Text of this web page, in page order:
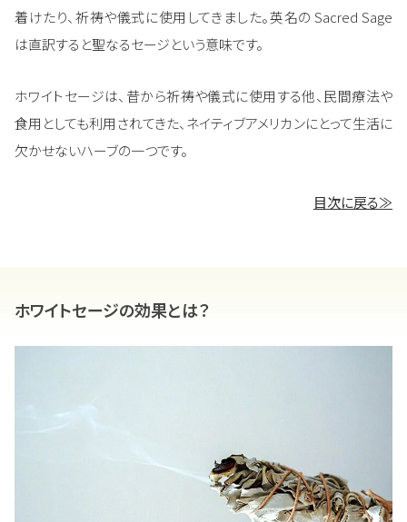
着けたり、祈祷や儀式に使用してきました。英名の Sacred Sage
は直訳すると聖なるセージという意味です。
ホワイトセージは、昔から祈祷や儀式に使用する他、民間療法や
食用としても利用されてきた、ネイティブアメリカンにとって生活に
欠かせないハーブの一つです。
目次に戻る≫
ホワイトセージの効果とは？